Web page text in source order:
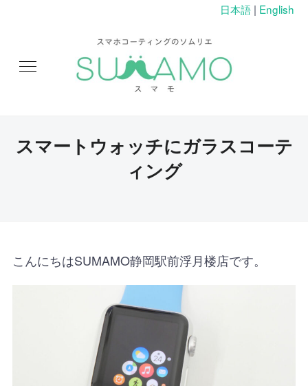
日本語 | English
スマートウォッチにガラスコーテ
ィング
こんにちはSUMAMO静岡駅前浮月楼店です。